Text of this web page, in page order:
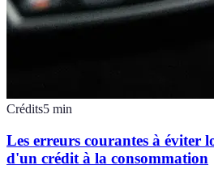
Crédits5 min
Les erreurs courantes à éviter
d'un crédit à la consommation